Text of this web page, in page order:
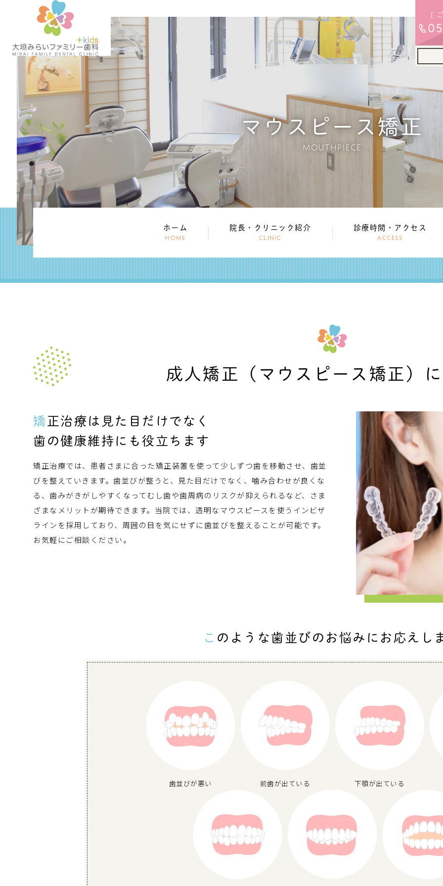
[
マウスピース矯正
MOUTHPIECE
ホーム
HOME
院長・クリニック紹介
CLINIC
診療時間・アクセス
ACCESS
成人矯正 （マウスピース矯正）
矯正治療は見た目だけでなく
歯の健康維持にも役立ちます
矯正治療では、患者さまに合った矯正装置を使って少しずつ歯を移動させ、歯並
びを整えていきます。歯並びが整うと、見た目だけでなく、噛み合わせが良くな
る、歯みがきがしやすくなってむし歯や歯周病のリスクが抑えられるなど、さま
ざまなメリットが期待できます。当院では、透明なマウスピースを使うインビザ
ラインを採用しており、周囲の目を気にせずに歯並びを整えることが可能です。
お気軽にご相談ください。
このような歯並びの お悩みにお応えし
歯並びが悪い 前歯が出ている 下顎が出ている